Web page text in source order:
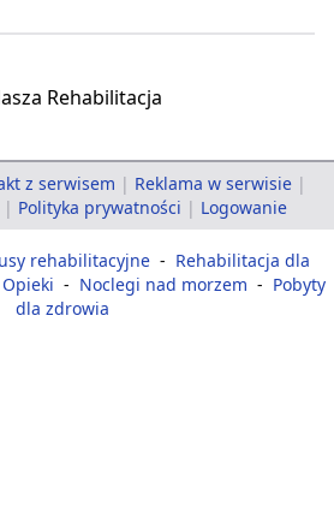
z serwisem | Reklama w serwisie |
| Polityka prywatności | Logowanie
rehabilitacyjne - Rehabilitacja dla
- Noclegi nad morzem - Pobyty
dla zdrowia